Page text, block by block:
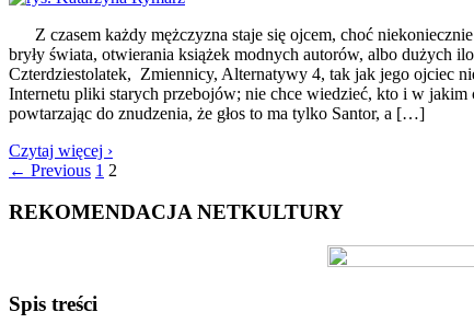
Z czasem każdy mężczyzna staje się ojcem, choć
bryły świata, otwierania książek modnych autorów, albo dużych
Czterdziestolatek, Zmiennicy, Alternatywy 4, tak jak jego ojciec
Internetu pliki starych przebojów; nie chce wiedzieć, kto i w jakim
powtarzając do znudzenia, że głos to ma tylko Santor, a […]
Czytaj więcej ›
← Previous 1 2
REKOMENDACJA NETKULTURY
Spis treści